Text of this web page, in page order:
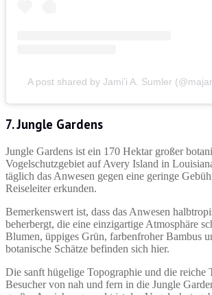
A post shared by Jami'i A. Sumler
7. Jungle Gardens
Jungle Gardens ist ein 170 Hektar großer
Vogelschutzgebiet auf Avery Island in
täglich das Anwesen gegen eine geringe
Reiseleiter erkunden.
Bemerkenswert ist, dass das Anwesen
beherbergt, die eine einzigartige Atmosphäre
Blumen, üppiges Grün, farbenfroher Bambus
botanische Schätze befinden sich hier.
Die sanft hügelige Topographie und die reiche
Besucher von nah und fern in die Jungle